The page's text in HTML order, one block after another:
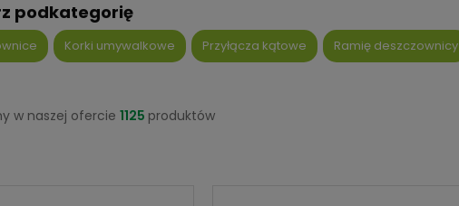
podkategorię
Korki umywalkowe Przyłącza kątowe Ramię deszczownicy
w naszej ofercie 1125 produktów